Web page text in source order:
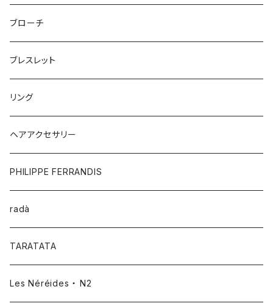
ブローチ
ブレスレット
リング
ヘアアクセサリー
PHILIPPE FERRANDIS
radà
TARATATA
Les Néréides ・ N2